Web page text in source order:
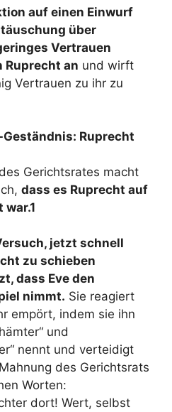
auf einen Einwurf
über
Vertrauen
Ruprecht an und wirft
Vertrauen zu ihr zu
Geständnis: Ruprecht
Gerichtsrates macht
dass es Ruprecht auf
war.1
jetzt schnell
zu schieben
dass Eve den
nimmt. Sie reagiert
empört, indem sie ihn
und
nennt und verteidigt
des Gerichtsrats
Worten:
dort! Wert, selbst